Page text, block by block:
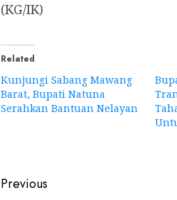
(KG/IK)
Related
Kunjungi Sabang Mawang
Barat, Bupati Natuna
Serahkan Bantuan Nelayan
Post
Previous